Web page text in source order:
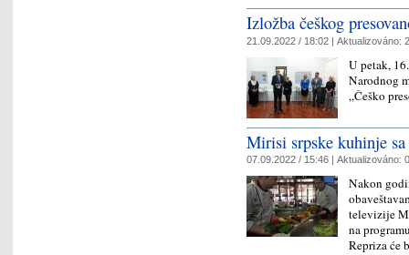
Izložba češkog
21.09.2022 / 18:02 | Aktualizováno:
U petak,
Narodnog
„Češko
Mirisi srpske kuhinje
07.09.2022 / 15:46 | Aktualizováno:
Nakon
televizije
na
Repriza